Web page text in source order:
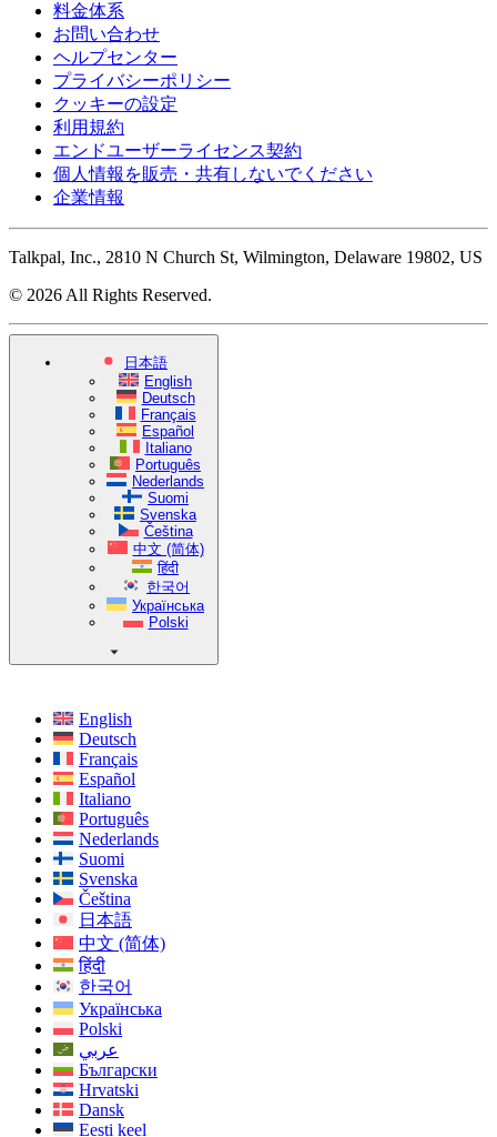
料金体系
お問い合わせ
ヘルプセンター
プライバシーポリシー
クッキーの設定
利用規約
エンドユーザーライセンス契約
個人情報を販売・共有しないでください
企業情報
Talkpal, Inc., 2810 N Church St, Wilmington, Delaware 19802, US
© 2026 All Rights Reserved.
日本語
English
Deutsch
Français
Español
Italiano
Português
Nederlands
Suomi
Svenska
Čeština
中文 (简体)
हिंदी
한국어
Українська
Polski
English
Deutsch
Français
Español
Italiano
Português
Nederlands
Suomi
Svenska
Čeština
日本語
中文 (简体)
हिंदी
한국어
Українська
Polski
عربي
Български
Hrvatski
Dansk
Eesti keel